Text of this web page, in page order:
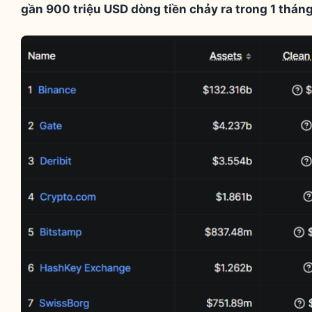
gần 900 triệu USD dòng tiền chảy ra trong 1